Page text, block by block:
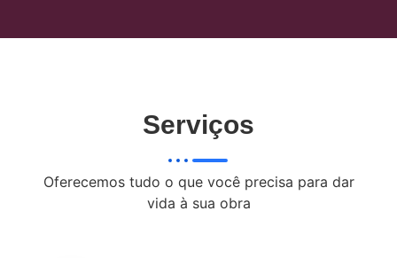
Serviços
Oferecemos tudo o que você precisa para dar
vida à sua obra